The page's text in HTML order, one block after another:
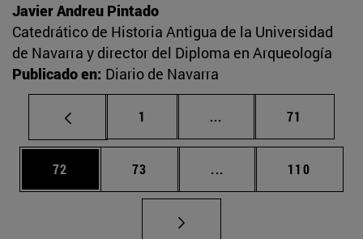
Javier Andreu Pintado
Catedrático de Historia Antigua de la Universidad
de Navarra y director del Diploma en Arqueología
Publicado en: Diario de Navarra
Página
1 ... Páginas intermedias
Página
71
Página
72 Página
73 ... Páginas intermedias
Página
110